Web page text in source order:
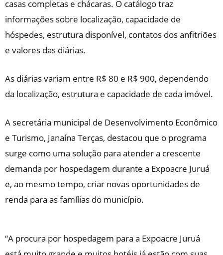
casas completas e chácaras. O catálogo traz
informações sobre localização, capacidade de
hóspedes, estrutura disponível, contatos dos anfitriões
e valores das diárias.
As diárias variam entre R$ 80 e R$ 900, dependendo
da localização, estrutura e capacidade de cada imóvel.
A secretária municipal de Desenvolvimento Econômico
e Turismo, Janaína Terças, destacou que o programa
surge como uma solução para atender a crescente
demanda por hospedagem durante a Expoacre Juruá
e, ao mesmo tempo, criar novas oportunidades de
renda para as famílias do município.
“A procura por hospedagem para a Expoacre Juruá